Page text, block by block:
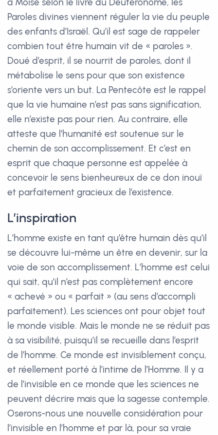
à Moïse selon le livre du Deutéronome, les
Paroles divines viennent réguler la vie du peuple
des enfants d’Israël. Qu’il est sage de rappeler
combien tout être humain vit de « paroles ».
Doué d’esprit, il se nourrit de paroles, dont il
métabolise le sens pour que son existence
s’oriente vers un but. La Pentecôte est le rappel
que la vie humaine n’est pas sans signification,
elle n’existe pas pour rien. Au contraire, elle
atteste que l’humanité est soutenue sur le
chemin de son accomplissement. Et c’est en
esprit que chaque personne est appelée à
concevoir le sens bienheureux de ce don inouï
et parfaitement gracieux de l’existence.
L’inspiration
L’homme existe en tant qu’être humain dès qu’il
se découvre lui-même un être en devenir, sur la
voie de son accomplissement. L’homme est celui
qui sait, qu’il n’est pas complètement encore
« achevé » ou « parfait » (au sens d’accompli
parfaitement). Les sciences ont pour objet tout
le monde visible. Mais le monde ne se réduit pas
à sa visibilité, puisqu’il se recueille dans l’esprit
de l’homme. Ce monde est invisiblement conçu,
et réellement porté à l’intime de l’Homme. Il y a
de l’invisible en ce monde que les sciences ne
peuvent décrire mais que la sagesse contemple.
Oserons-nous une nouvelle considération pour
l’invisible en l’homme et par là, pour sa vraie